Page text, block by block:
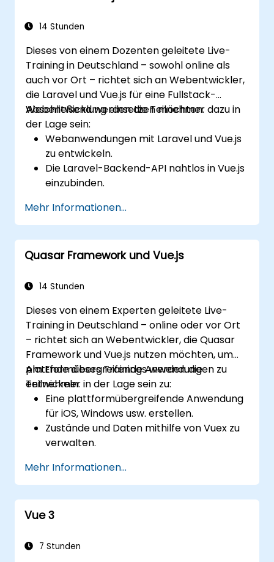
14 Stunden
Dieses von einem Dozenten geleitete Live-
Training in Deutschland – sowohl online als
auch vor Ort – richtet sich an Webentwickler,
die Laravel und Vue.js für eine Fullstack-
Webentwicklung einsetzen möchten.
Abschließend werden die Teilnehmer dazu in
der Lage sein:
Webanwendungen mit Laravel und Vue.js
zu entwickeln.
Die Laravel-Backend-API nahtlos in Vue.js
einzubinden.
zu veröffentlichen.
Mehr Informationen...
Quasar Framework und Vue.js
14 Stunden
Dieses von einem Experten geleitete Live-
Training in Deutschland – online oder vor Ort
– richtet sich an Webentwickler, die Quasar
Framework und Vue.js nutzen möchten, um
plattformübergreifende Anwendungen zu
entwickeln.
Am Ende dieses Trainings werden die
Teilnehmer in der Lage sein zu:
Eine plattformübergreifende Anwendung
für iOS, Windows usw. erstellen.
Zustände und Daten mithilfe von Vuex zu
verwalten.
aufzubauen.
Mehr Informationen...
Vue 3
7 Stunden